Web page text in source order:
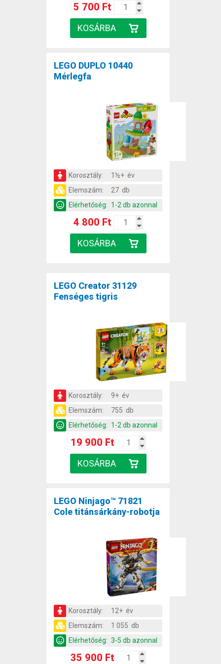
5 700 Ft
LEGO DUPLO 10440
Mérlegfa
Korosztály:
1½+ év
Elemszám:
27 db
Elérhetőség: 1-2 db azonnal
4 800 Ft
LEGO Creator 31129
Fenséges tigris
Korosztály:
9+ év
Elemszám:
755 db
Elérhetőség: 1-2 db azonnal
19 900 Ft
LEGO Ninjago™ 71821
Cole titánsárkány-robotja
Korosztály:
12+ év
Elemszám:
1 055 db
Elérhetőség: 3-5 db azonnal
35 900 Ft